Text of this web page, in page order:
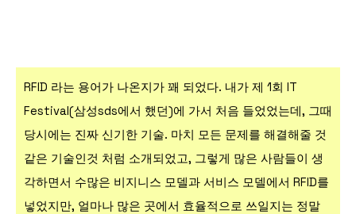
RFID 라는 용어가 나온지가 꽤 되었다. 내가 제 1회 IT
Festival(삼성sds에서 했던)에 가서 처음 들었었는데, 그때
당시에는 진짜 신기한 기술. 마치 모든 문제를 해결해줄 것
같은 기술인것 처럼 소개되었고, 그렇게 많은 사람들이 생
각하면서 수많은 비지니스 모델과 서비스 모델에서 RFID를
넣었지만, 얼마나 많은 곳에서 효율적으로 쓰일지는 정말